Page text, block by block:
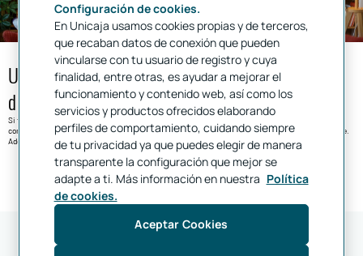
Un 5% de descuento en IKEA y un proyecto de
decoración gratis con tu Hipoteca Fija
Si tienes una Hipoteca Fija con Unicaja podrás disfrutar de un
compra es superior a 80 € y excluyendo servicios de transporte, decoración, instalación y montaje.
Además, para compras superiores a 500 €, disfrutarás gratis de un proyecto de decoración.
Configuración de cookies.
En Unicaja usamos cookies propias y de terceros,
que recaban datos de conexión que pueden
vincularse con tu usuario de registro y cuya
finalidad, entre otras, es ayudar a mejorar el
funcionamiento y contenido web, así como los
servicios y productos ofrecidos elaborando
perfiles de comportamiento, cuidando siempre
de tu privacidad ya que puedes elegir de manera
transparente la configuración que mejor se
adapte a ti. Más información en nuestra Política
de cookies.
Aceptar Cookies